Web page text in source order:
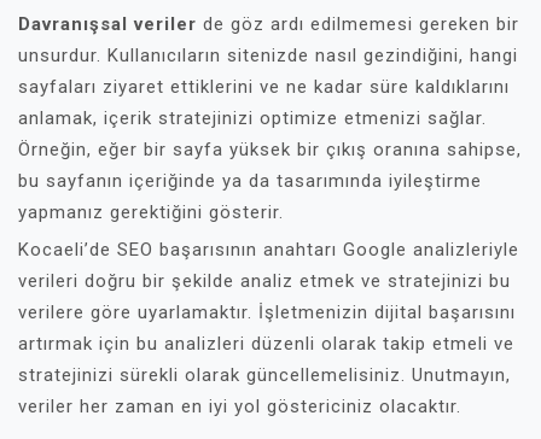
Davranışsal veriler de göz ardı edilmemesi gereken bir
unsurdur. Kullanıcıların sitenizde nasıl gezindiğini, hangi
sayfaları ziyaret ettiklerini ve ne kadar süre kaldıklarını
anlamak, içerik stratejinizi optimize etmenizi sağlar.
Örneğin, eğer bir sayfa yüksek bir çıkış oranına sahipse,
bu sayfanın içeriğinde ya da tasarımında iyileştirme
yapmanız gerektiğini gösterir.
Kocaeli’de SEO başarısının anahtarı Google analizleriyle
verileri doğru bir şekilde analiz etmek ve stratejinizi bu
verilere göre uyarlamaktır. İşletmenizin dijital başarısını
artırmak için bu analizleri düzenli olarak takip etmeli ve
stratejinizi sürekli olarak güncellemelisiniz. Unutmayın,
veriler her zaman en iyi yol göstericiniz olacaktır.